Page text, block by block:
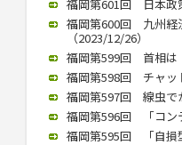
福岡第601回 日本政
福岡第600回 九州経
（2023/12/26）
福岡第599回 首相は
福岡第598回 チャッ
福岡第597回 線虫で
福岡第596回 「コン
福岡第595回 「自損